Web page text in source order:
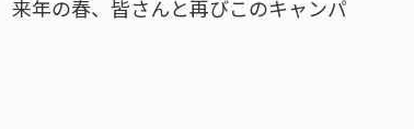
年の春、皆さんと再びこのキャンパ